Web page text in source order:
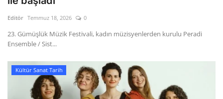
Editör Temmuz 18, 2026 0
23. Gümüşlük Müzik Festivali, kadın müzisyenlerden kurulu Peradi
Ensemble / Sist...
Kültür Sanat Tarih